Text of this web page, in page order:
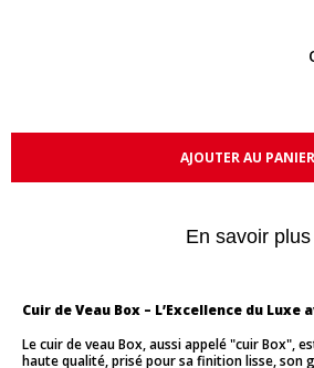
AJOUTER AU PANIER
En savoir plus
Cuir de Veau Box – L’Excellence du
Le cuir de veau Box, aussi appelé "cuir Box",
haute qualité, prisé pour sa finition lisse, son